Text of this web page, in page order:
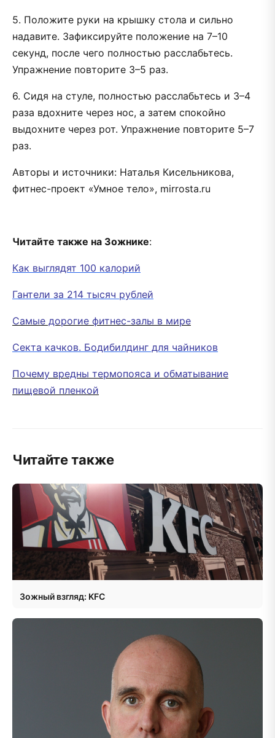
5. Положите руки на крышку стола и сильно
надавите. Зафиксируйте положение на 7–10
секунд, после чего полностью расслабьтесь.
Упражнение повторите 3–5 раз.
6. Сидя на стуле, полностью расслабьтесь и 3–4
раза вдохните через нос, а затем спокойно
выдохните через рот. Упражнение повторите 5–7
раз.
Авторы и источники: Наталья Кисельникова,
фитнес-проект «Умное тело», mirrosta.ru
Читайте также на Зожнике:
Как выглядят 100 калорий
Гантели за 214 тысяч рублей
Самые дорогие фитнес-залы в мире
Секта качков. Бодибилдинг для чайников
Почему вредны термопояса и обматывание
пищевой пленкой
Читайте также
Зожный взгляд: KFC